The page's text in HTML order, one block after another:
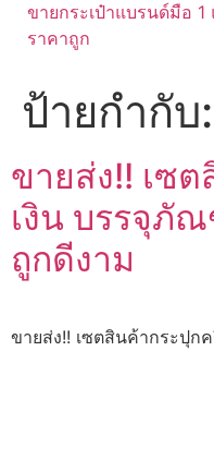
ขายกระเป๋าแบรนด์มือ
ราคาถูก
ป้ายกำกับ:
ขายส่ง!! เซ
เงิน บรรจุภั
ถูกดีงาม
ขายส่ง!! เซตสินค้ากระปุก